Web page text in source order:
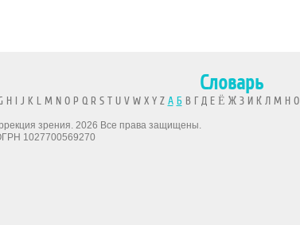
Словарь
H I J K L M N O P Q R S T U V W X Y Z А БВ Г Д Е Ё Ж З И К Л М Н О
зрения. 2026 Все права защищены.
1027700569270